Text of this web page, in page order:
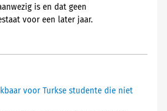
is en dat geen
voor een later jaar.
voor Turkse studente die niet